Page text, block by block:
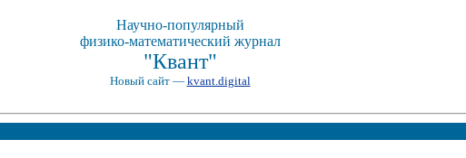
Научно-популярный
физико-математический журнал
"Квант"
Новый сайт — kvant.digital